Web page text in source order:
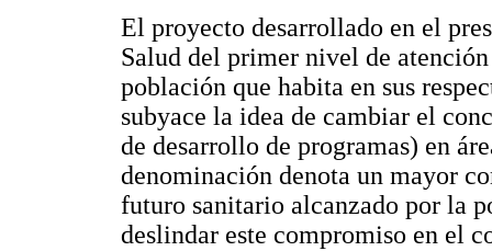
El proyecto desarrollado en el
Salud del primer nivel de
población que habita en sus
subyace la idea de cambiar el
de desarrollo de programas) en
denominación denota un mayor
futuro sanitario alcanzado por la
deslindar este compromiso en el